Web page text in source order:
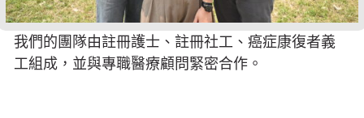
我們的團隊由註冊護士、註冊社工、癌症康復者義
工組成，並與專職醫療顧問緊密合作。